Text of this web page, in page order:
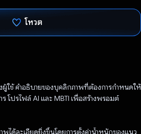
โหวต
ผู้ใช้ คำอธิบายของบุคลิกภาพที่ต้องการกำหนดให้
โปรไฟล์ AI และ MBTI เพื่อสร้างพรอมต์
ได้ละเอียดยิ่งขึ้นโดยการตั้งค่าน้ำหนักของแนว